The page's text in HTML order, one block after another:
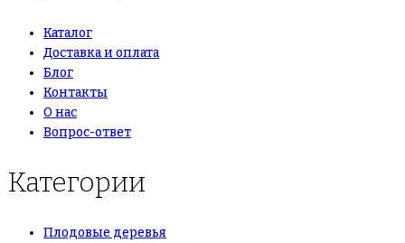
Каталог
Доставка и оплата
Блог
Контакты
О нас
Вопрос-ответ
Категории
Плодовые деревья